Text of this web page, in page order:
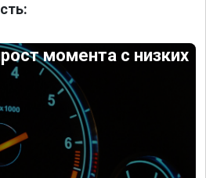
момента с низких